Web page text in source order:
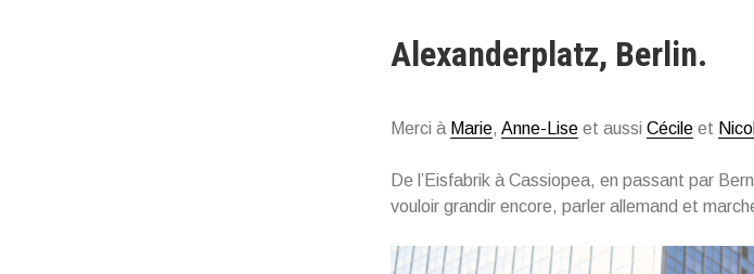
Alexanderplatz, Berlin.
Merci à Marie, Anne-Lise et aussi Cécile et
De l’Eisfabrik à Cassiopea, en passant par
vouloir grandir encore, parler allemand et